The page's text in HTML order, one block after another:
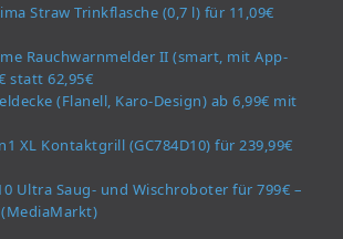
Straw Trinkflasche (0,7 l) für 11,09€
Rauchwarnmelder II (smart, mit App-
statt 62,95€
(Flanell, Karo-Design) ab 6,99€ mit
XL Kontaktgrill (GC784D10) für 239,99€
Ultra Saug- und Wischroboter für 799€ –